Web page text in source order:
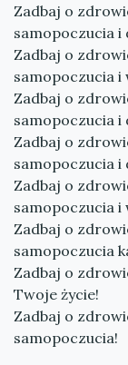
Zadbaj o
samopoczucia i
Zadbaj o
samopoczucia i
Zadbaj o
samopoczucia i
Zadbaj o
samopoczucia i
Zadbaj o
samopoczucia i
Zadbaj o
samopoczucia
Zadbaj o
Twoje życie!
Zadbaj o
samopoczucia!